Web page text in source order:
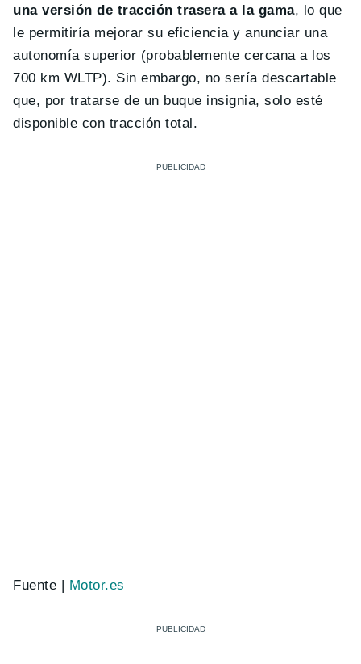
una versión de tracción trasera a la gama, lo que
le permitiría mejorar su eficiencia y anunciar una
autonomía superior (probablemente cercana a los
700 km WLTP). Sin embargo, no sería descartable
que, por tratarse de un buque insignia, solo esté
disponible con tracción total.
Fuente | Motor.es